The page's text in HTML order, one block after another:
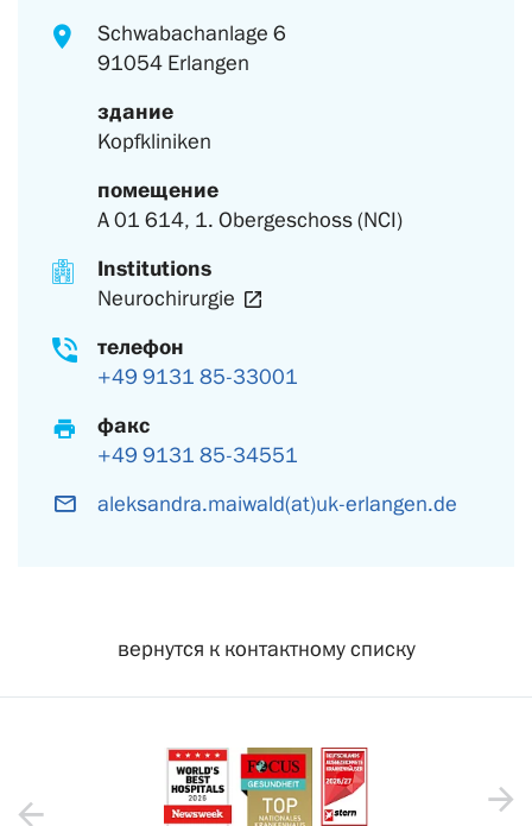
Schwabachanlage 6
91054 Erlangen
здание
Kopfkliniken
помещение
A 01 614, 1. Obergeschoss (NCI)
Institutions
Neurochirurgie
телефон
+49 9131 85-33001
факс
+49 9131 85-34551
aleksandra.maiwald(at)uk-erlangen.de
вернутся к контактному списку